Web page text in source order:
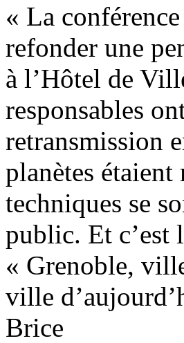
« La
refonder une
à l’Hôtel de
responsables
retransmission
planètes
techniques se
public. Et c’est
« Grenoble,
ville
Brice